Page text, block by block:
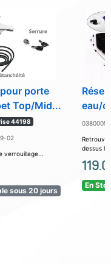
porte
Top/Mid...
44198
02
verrouillage...
sous 20 jours
eau/
dessus
En